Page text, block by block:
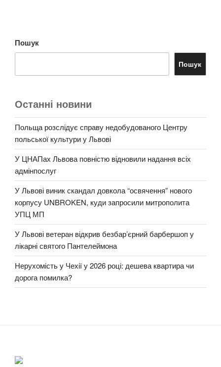
Пошук
Пошук
Останні новини
Польща розслідує справу недобудованого Центру
польської культури у Львові
У ЦНАПах Львова повністю відновили надання всіх
адмінпослуг
У Львові виник скандал довкола “освячення” нового
корпусу UNBROKEN, куди запросили митрополита
УПЦ МП
У Львові ветеран відкрив безбар’єрний барбершоп у
лікарні святого Пантелеймона
Нерухомість у Чехії у 2026 році: дешева квартира чи
дорога помилка?